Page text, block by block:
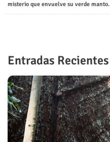
misterio que envuelve su verde manto.
Entradas Recientes